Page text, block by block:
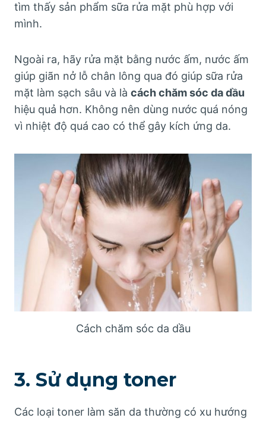
tìm thấy sản phẩm sữa rửa mặt phù hợp với
mình.
Ngoài ra, hãy rửa mặt bằng nước ấm, nước ấm
giúp giãn nở lỗ chân lông qua đó giúp sữa rửa
mặt làm sạch sâu và là cách chăm sóc da dầu
hiệu quả hơn. Không nên dùng nước quá nóng
vì nhiệt độ quá cao có thể gây kích ứng da.
Cách chăm sóc da dầu
3. Sử dụng toner
Các loại toner làm săn da thường có xu hướng